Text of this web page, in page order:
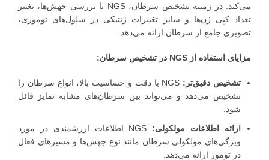
می‌کند. در زمینه تشخیص سرطان، NGS با بررسی جهش‌ها، تغییر
تعداد کپی ژن‌ها و سایر تغییرات ژنتیکی در سلول‌های توموری،
تصویری جامع از سرطان ارائه می‌دهد.
مزایای استفاده از NGS در تشخیص سرطان:
تشخیص دقیق‌تر:
NGS با دقت و حساسیت بالا، انواع سرطان را
تشخیص می‌دهد و می‌تواند بین سرطان‌های مشابه تمایز قائل
شود.
ارائه اطلاعات مولکولی:
NGS اطلاعات ارزشمندی در مورد
ویژگی‌های مولکولی سرطان مانند نوع جهش‌ها و مسیرهای فعال
در تومور ارائه می‌دهد.